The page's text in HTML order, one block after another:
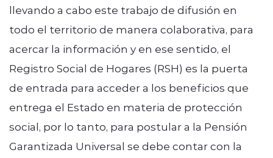
llevando a cabo este trabajo de difusión en
todo el territorio de manera colaborativa, para
acercar la información y en ese sentido, el
Registro Social de Hogares (RSH) es la puerta
de entrada para acceder a los beneficios que
entrega el Estado en materia de protección
social, por lo tanto, para postular a la Pensión
Garantizada Universal se debe contar con la